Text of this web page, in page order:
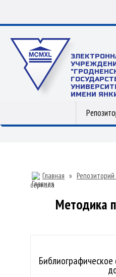
ИМЕНИ
Главная » Репозиторий
сериала
Методика